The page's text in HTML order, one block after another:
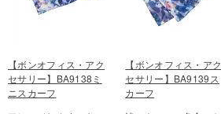
【ボンオフィス・アク
セサリー】BA9138ミ
ニスカーフ
【ボンオフィス・アク
セサリー】BA9139ス
カーフ